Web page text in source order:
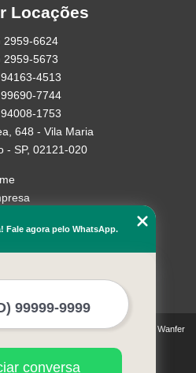
Locações
2959-6624
2959-5673
4513
7744
1753
648 - Vila Maria
- SP, 02121-020
de direitos autorais. Copyright© Wanfer
Fale agora pelo WhatsApp.
conversa